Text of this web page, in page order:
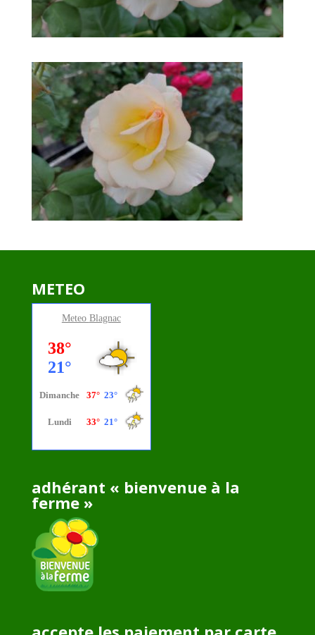
METEO
Meteo Blagnac
adhérant « bienvenue à la
ferme »